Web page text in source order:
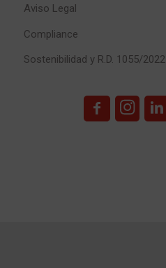
Aviso Legal
Compliance
Sostenibilidad y R.D. 1055/2022